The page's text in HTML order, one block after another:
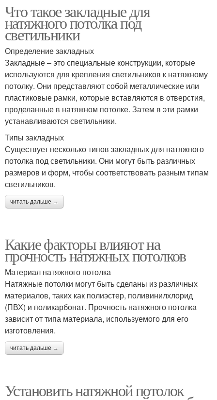
Что такое закладные для
натяжного потолка под
светильники
Определение закладных
Закладные – это специальные конструкции, которые
используются для крепления светильников к натяжному
потолку. Они представляют собой металлические или
пластиковые рамки, которые вставляются в отверстия,
проделанные в натяжном потолке. Затем в эти рамки
устанавливаются светильники.
Типы закладных
Существует несколько типов закладных для натяжного
потолка под светильники. Они могут быть различных
размеров и форм, чтобы соответствовать разным типам
светильников.
читать дальше →
Какие факторы влияют на
прочность натяжных потолков
Материал натяжного потолка
Натяжные потолки могут быть сделаны из различных
материалов, таких как полиэстер, поливинилхлорид
(ПВХ) и поликарбонат. Прочность натяжного потолка
зависит от типа материала, используемого для его
изготовления.
читать дальше →
Установить натяжной потолок